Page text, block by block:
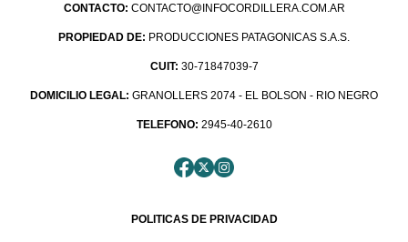
CONTACTO: CONTACTO@INFOCORDILLERA.COM.AR
PROPIEDAD DE: PRODUCCIONES PATAGONICAS S.A.S.
CUIT: 30-71847039-7
DOMICILIO LEGAL: GRANOLLERS 2074 - EL BOLSON - RIO NEGRO
TELEFONO: 2945-40-2610
POLITICAS DE PRIVACIDAD